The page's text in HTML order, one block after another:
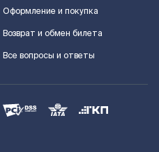
Оформление и покупка
Возврат и обмен билета
Все вопросы и ответы